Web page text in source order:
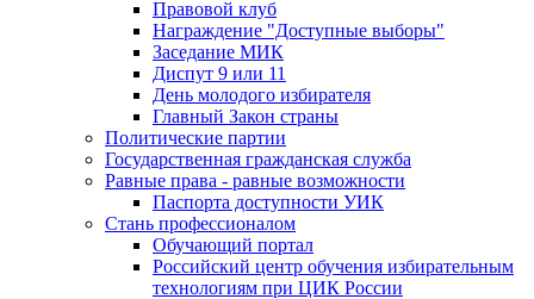
Правовой клуб
Награждение "Доступные выборы"
Заседание МИК
Диспут 9 или 11
День молодого избирателя
Главный Закон страны
Политические партии
Государственная гражданская служба
Равные права - равные возможности
Паспорта доступности УИК
Стань профессионалом
Обучающий портал
Российский центр обучения избирательным
технологиям при ЦИК России